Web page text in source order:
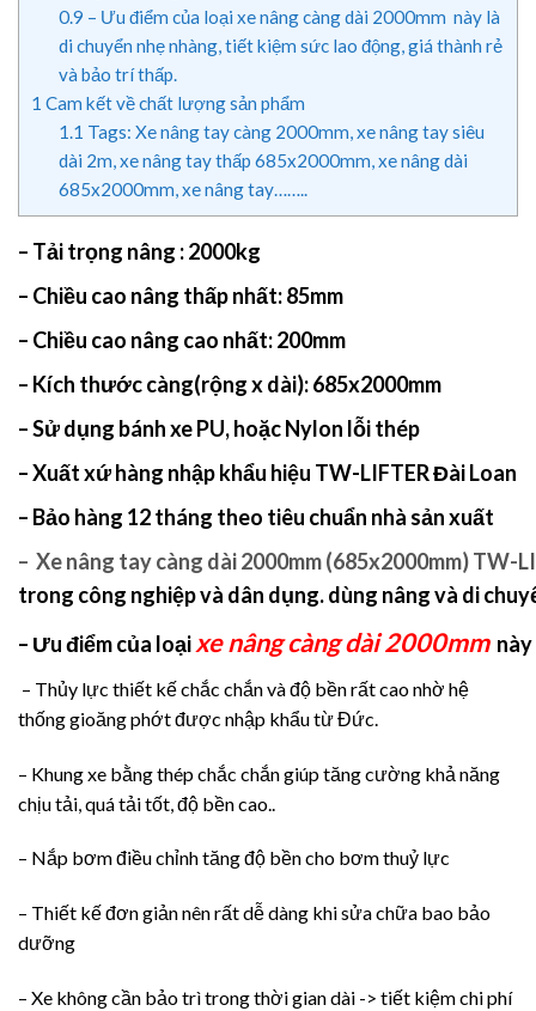
0.9 – Ưu điểm của loại xe nâng càng dài 2000mm này là
di chuyển nhẹ nhàng, tiết kiệm sức lao động, giá thành rẻ
và bảo trí thấp.
1 Cam kết về chất lượng sản phẩm
1.1 Tags: Xe nâng tay càng 2000mm, xe nâng tay siêu
dài 2m, xe nâng tay thấp 685x2000mm, xe nâng dài
685x2000mm, xe nâng tay……..
– Tải trọng nâng : 2000kg
– Chiều cao nâng thấp nhất: 85mm
– Chiều cao nâng cao nhất: 200mm
– Kích thước càng(rộng x dài):685x2000mm
– Sử dụng bánh xe PU, hoặc Nylon lỗi thép
– Xuất xứ hàng nhập khẩu hiệu TW-LIFTER Đài Loan
– Bảo hàng 12 tháng theo tiêu chuẩn nhà sản xuất
– Xe nâng tay càng dài 2000mm (685x2000mm) TW-
trong công nghiệp và dân dụng. dùng nâng và di
– Ưu điểm của loạixe nâng càng dài 2000mm
– Thủy lực thiết kế chắc chắn và độ bền rất cao nhờ hệ
thống gioăng phớt được nhập khẩu từ Đức.
– Khung xe bằng thép chắc chắn giúp tăng cường khả năng
chịu tải, quá tải tốt, độ bền cao..
– Nắp bơm điều chỉnh tăng độ bền cho bơm thuỷ lực
– Thiết kế đơn giản nên rất dễ dàng khi sửa chữa bao bảo
dưỡng
– Xe không cần bảo trì trong thời gian dài -> tiết kiệm chi phí